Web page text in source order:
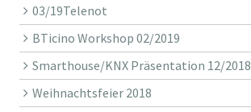
03/19Telenot
BTicino Workshop 02/2019
Smarthouse/KNX Präsentation 12/2018
Weihnachtsfeier 2018